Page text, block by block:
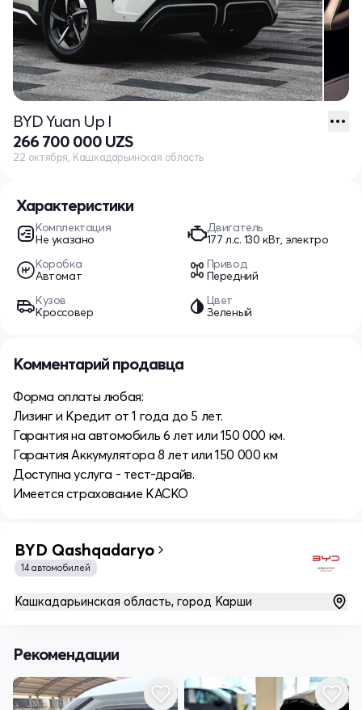
Характеристики
Комплектация
Не указано
Двигатель
177 л.c. 130 кВт, электро
Коробка
Автомат
Привод
Передний
Кузов
Кроссовер
Цвет
Зеленый
BYD Yuan Up I
266 700 000 UZS
22 октября, Кашкадарьинская область
Комментарий продавца
Форма оплаты любая:
Лизинг и Кредит от 1 года до 5 лет.
Гарантия на автомобиль 6 лет или 150 000 км.
Гарантия Аккумулятора 8 лет или 150 000 км
Доступна услуга - тест-драйв.
Имеется страхование КАСКО
BYD Qashqadaryo
14 автомобилей
Кашкадарьинская область, город Карши
Рекомендации